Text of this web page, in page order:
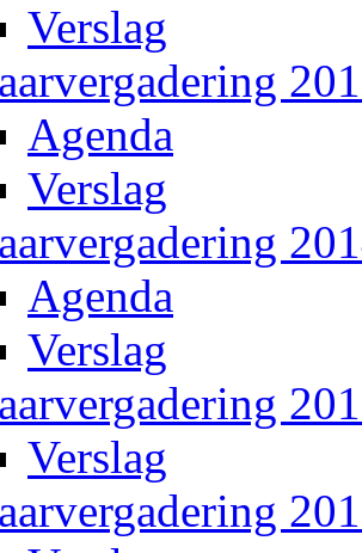
Verslag
Agenda
Verslag
Agenda
Verslag
Verslag